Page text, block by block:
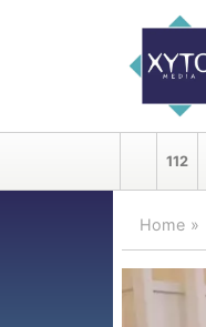
112
Home